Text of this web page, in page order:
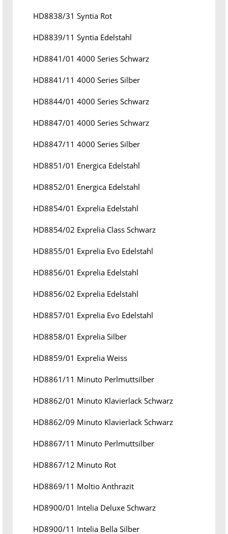
HD8838/31 Syntia Rot
HD8839/11 Syntia Edelstahl
HD8841/01 4000 Series Schwarz
HD8841/11 4000 Series Silber
HD8844/01 4000 Series Schwarz
HD8847/01 4000 Series Schwarz
HD8847/11 4000 Series Silber
HD8851/01 Energica Edelstahl
HD8852/01 Energica Edelstahl
HD8854/01 Exprelia Edelstahl
HD8854/02 Exprelia Class Schwarz
HD8855/01 Exprelia Evo Edelstahl
HD8856/01 Exprelia Edelstahl
HD8856/02 Exprelia Edelstahl
HD8857/01 Exprelia Evo Edelstahl
HD8858/01 Exprelia Silber
HD8859/01 Exprelia Weiss
HD8861/11 Minuto Perlmuttsilber
HD8862/01 Minuto Klavierlack Schwarz
HD8862/09 Minuto Klavierlack Schwarz
HD8867/11 Minuto Perlmuttsilber
HD8867/12 Minuto Rot
HD8869/11 Moltio Anthrazit
HD8900/01 Intelia Deluxe Schwarz
HD8900/11 Intelia Bella Silber